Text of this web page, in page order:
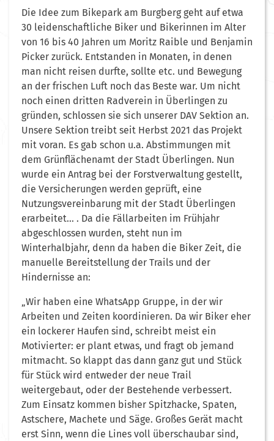
Die Idee zum Bikepark am Burgberg geht auf etwa
30 leidenschaftliche Biker und Bikerinnen im Alter
von 16 bis 40 Jahren um Moritz Raible und Benjamin
Picker zurück. Entstanden in Monaten, in denen
man nicht reisen durfte, sollte etc. und Bewegung
an der frischen Luft noch das Beste war. Um nicht
noch einen dritten Radverein in Überlingen zu
gründen, schlossen sie sich unserer DAV Sektion an.
Unsere Sektion treibt seit Herbst 2021 das Projekt
mit voran. Es gab schon u.a. Abstimmungen mit
dem Grünflächenamt der Stadt Überlingen. Nun
wurde ein Antrag bei der Forstverwaltung gestellt,
die Versicherungen werden geprüft, eine
Nutzungsvereinbarung mit der Stadt Überlingen
erarbeitet… . Da die Fällarbeiten im Frühjahr
abgeschlossen wurden, steht nun im
Winterhalbjahr, denn da haben die Biker Zeit, die
manuelle Bereitstellung der Trails und der
Hindernisse an:
„Wir haben eine WhatsApp Gruppe, in der wir
Arbeiten und Zeiten koordinieren. Da wir Biker eher
ein lockerer Haufen sind, schreibt meist ein
Motivierter: er plant etwas, und fragt ob jemand
mitmacht. So klappt das dann ganz gut und Stück
für Stück wird entweder der neue Trail
weitergebaut, oder der Bestehende verbessert.
Zum Einsatz kommen bisher Spitzhacke, Spaten,
Astschere, Machete und Säge. Großes Gerät macht
erst Sinn, wenn die Lines voll überschaubar sind,